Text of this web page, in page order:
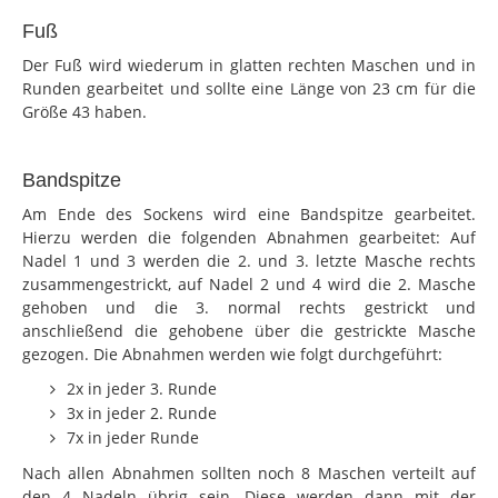
Fuß
Der Fuß wird wiederum in glatten rechten Maschen und in
Runden gearbeitet und sollte eine Länge von 23 cm für die
Größe 43 haben.
Bandspitze
Am Ende des Sockens wird eine Bandspitze gearbeitet.
Hierzu werden die folgenden Abnahmen gearbeitet: Auf
Nadel 1 und 3 werden die 2. und 3. letzte Masche rechts
zusammengestrickt, auf Nadel 2 und 4 wird die 2. Masche
gehoben und die 3. normal rechts gestrickt und
anschließend die gehobene über die gestrickte Masche
gezogen. Die Abnahmen werden wie folgt durchgeführt:
2x in jeder 3. Runde
3x in jeder 2. Runde
7x in jeder Runde
Nach allen Abnahmen sollten noch 8 Maschen verteilt auf